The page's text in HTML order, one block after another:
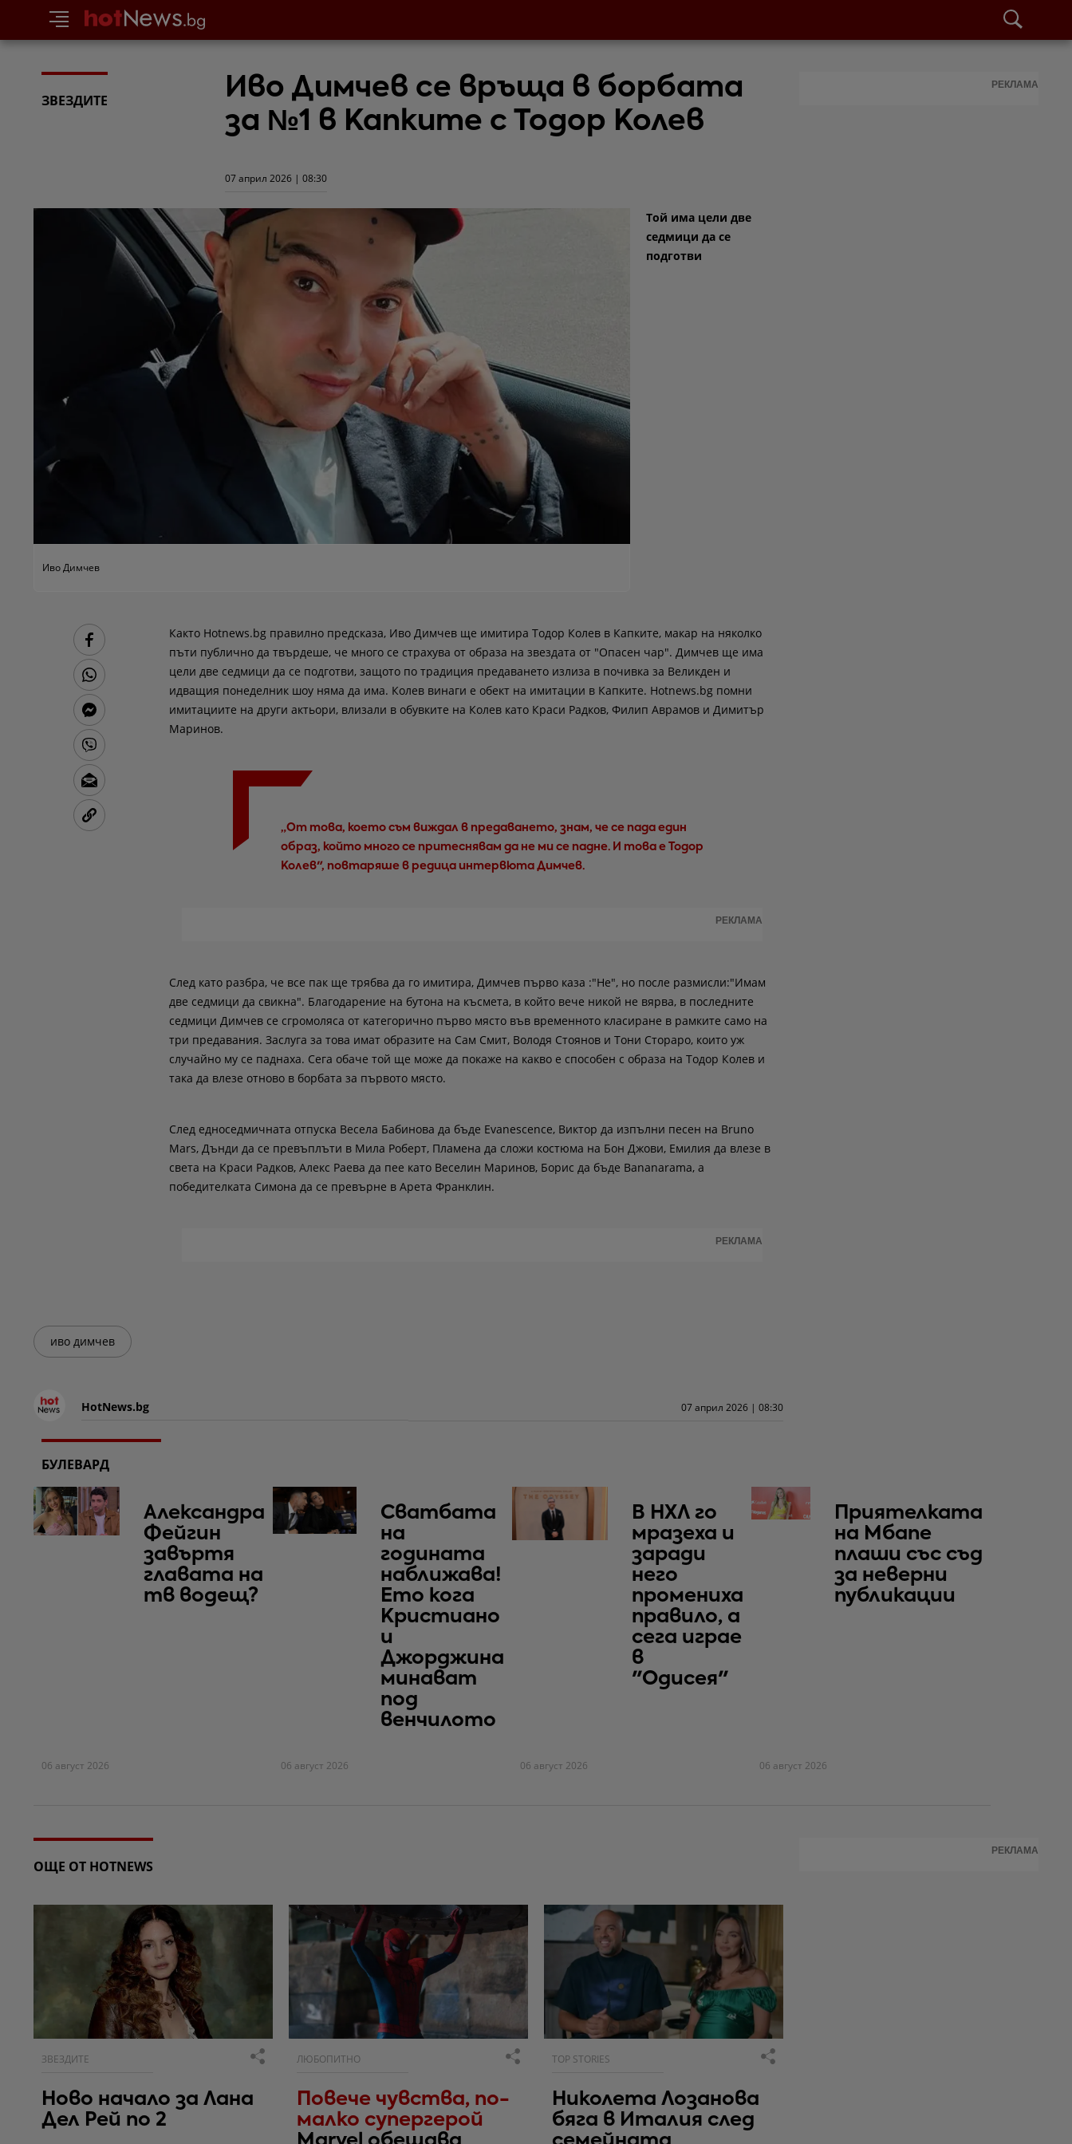
ЗВЕЗДИТЕ
Иво Димчев се връща в борбата
за №1 в Капките с Тодор Колев
07 април 2026 | 08:30
Иво Димчев
Той има цели две
седмици да се
подготви
Както Hotnews.bg правилно предсказа, Иво Димчев ще имитира Тодор Колев в Капките, макар на няколко
пъти публично да твърдеше, че много се страхува от образа на звездата от "Опасен чар". Димчев ще има
цели две седмици да се подготви, защото по традиция предаването излиза в почивка за Великден и
идващия понеделник шоу няма да има. Колев винаги е обект на имитации в Капките. Hotnews.bg помни
имитациите на други актьори, влизали в обувките на Колев като Краси Радков, Филип Аврамов и Димитър
Маринов.
„От това, което съм виждал в предаването, знам, че се пада един
образ, който много се притеснявам да не ми се падне. И това е Тодор
Колев", повтаряше в редица интервюта Димчев.
РЕКЛАМА
След като разбра, че все пак ще трябва да го имитира, Димчев първо каза :"Не", но после размисли:"Имам
две седмици да свикна". Благодарение на бутона на късмета, в който вече никой не вярва, в последните
седмици Димчев се сгромоляса от категорично първо място във временното класиране в рамките само на
три предавания. Заслуга за това имат образите на Сам Смит, Володя Стоянов и Тони Стораро, които уж
случайно му се паднаха. Сега обаче той ще може да покаже на какво е способен с образа на Тодор Колев и
така да влезе отново в борбата за първото място.
След едноседмичната отпуска Весела Бабинова да бъде Evanescence, Виктор да изпълни песен на Bruno
Mars, Дънди да се превъплъти в Мила Роберт, Пламена да сложи костюма на Бон Джови, Емилия да влезе в
света на Краси Радков, Алекс Раева да пее като Веселин Маринов, Борис да бъде Bananarama, а
победителката Симона да се превърне в Арета Франклин.
РЕКЛАМА
иво димчев
HotNews.bg 07 април 2026 | 08:30
РЕКЛАМА
БУЛЕВАРД
Александра
Фейгин
завъртя
главата на
тв водещ?
06 август 2026
Сватбата
на
годината
наближава!
Ето кога
Кристиано
и
Джорджина
минават
под
венчилото
06 август 2026
В НХЛ го
мразеха и
заради
него
промениха
правило, а
сега играе
в
"Одисея"
06 август 2026
Приятелката
на Мбапе
плаши със съд
за неверни
публикации
06 август 2026
ОЩЕ ОТ HOTNEWS
ЗВЕЗДИТЕ
Ново начало за Лана
Дел Рей по 2
ЛЮБОПИТНО
Повече чувства, по-
малко супергерой
TOP STORIES
Николета Лозанова
бяга в Италия след
РЕКЛАМА